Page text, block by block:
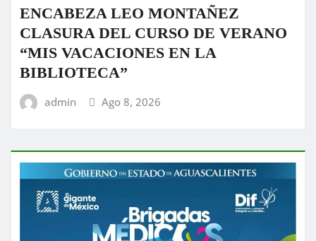
ENCABEZA LEO MONTAÑEZ
CLASURA DEL CURSO DE VERANO
“MIS VACACIONES EN LA
BIBLIOTECA”
admin Ago 8, 2026